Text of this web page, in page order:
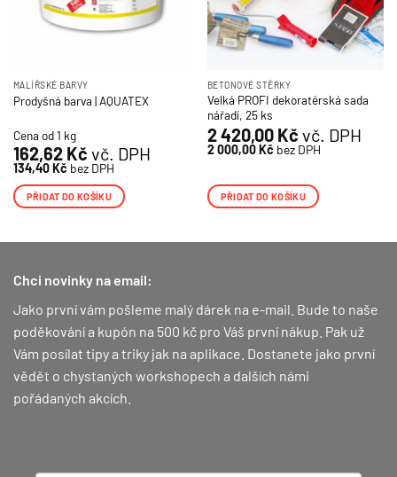
MALÍŘSKÉ BARVY
Prodyšná barva | AQUATEX
Cena od 1 kg
162,62 Kč vč. DPH
134,40Kč bez DPH
PŘIDAT DO KOŠÍKU
BETONOVÉ STĚRKY
Velká PROFI dekoratérská sada
nářadí, 25 ks
2 420,00 Kč vč. DPH
2 000,00Kč bez DPH
PŘIDAT DO KOŠÍKU
Chci novinky na email:
Jako první vám pošleme malý dárek na e-mail. Bude to naše
poděkování a kupón na 500 kč pro Váš první nákup. Pak už
Vám posílat tipy a triky jak na aplikace. Dostanete jako první
vědět o chystaných workshopech a dalších námi
pořádaných akcích.